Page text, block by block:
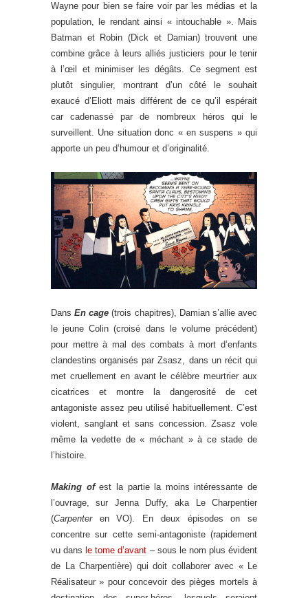
Wayne pour bien se faire voir par les médias et la
population, le rendant ainsi « intouchable ». Mais
Batman et Robin (Dick et Damian) trouvent une
combine grâce à leurs alliés justiciers pour le tenir
à l’œil et minimiser les dégâts. Ce segment est
plutôt singulier, montrant d’un côté le souhait
exaucé d’Eliott mais différent de ce qu’il espérait
car cadenassé par de nombreux héros qui le
surveillent. Une situation donc « en suspens » qui
apporte un peu d’humour et d’originalité.
DansEn cage (trois chapitres), Damian s’allie avec
le jeune Colin (croisé dans le volume précédent)
pour mettre à mal des combats à mort d’enfants
clandestins organisés par Zsasz, dans un récit qui
met cruellement en avant le célèbre meurtrier aux
cicatrices et montre la dangerosité de cet
antagoniste assez peu utilisé habituellement. C’est
violent, sanglant et sans concession. Zsasz vole
même la vedette de « méchant » à ce stade de
l’histoire.
Making of est la partie la moins intéressante de
l’ouvrage, sur Jenna Duffy, aka Le Charpentier
(Carpenteren VO). En deux épisodes on se
concentre sur cette semi-antagoniste (rapidement
vu dans le tome d’avant – sous le nom plus évident
de La Charpentière) qui doit collaborer avec « Le
Réalisateur » pour concevoir des pièges mortels à